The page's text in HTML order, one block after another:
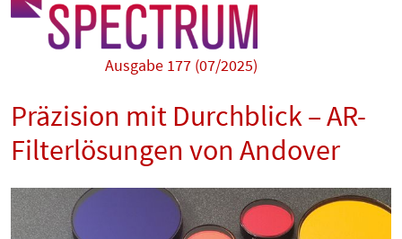
Ausgabe 177 (07/2025)
Präzision mit Durchblick – AR-
Filterlösungen von Andover